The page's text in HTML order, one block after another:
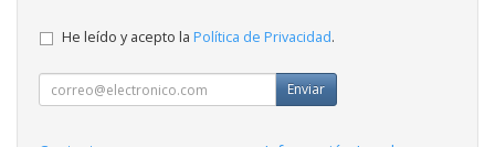
He leído y acepto la Política de Privacidad.
Enviar